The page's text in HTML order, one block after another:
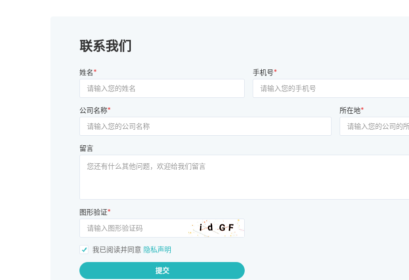
联系我们
姓名* 手机号*
公司名称* 所在地*
留言
图形验证*
我已阅读并同意 隐私声明
提交